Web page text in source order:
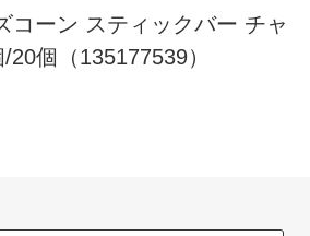
コーン スティックバー チャ
個（135177539）